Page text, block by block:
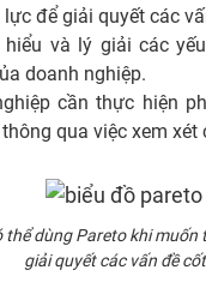
để giải quyết các
và lý giải các
doanh nghiệp.
cần thực hiện
qua việc xem xét
thể dùng Pareto khi
giải quyết các vấn đề